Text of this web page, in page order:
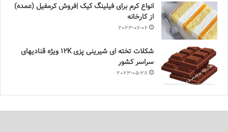
انواع کرم برای فیلینگ کیک |فروش کرمفیل (عمده)
از کارخانه
2023-06-06
شکلات تخته ای شیرینی پزی 12K ویژه قنادیهای
سراسر کشور
2023-05-28